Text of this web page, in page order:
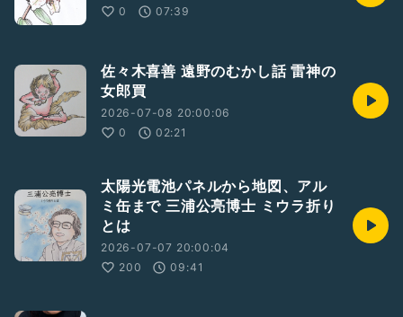
0
07:39
佐々木喜善 遠野のむかし話 雷神の
女郎買
2026-07-08 20:00:06
0
02:21
太陽光電池パネルから地図、アル
ミ缶まで 三浦公亮博士 ミウラ折り
とは
2026-07-07 20:00:04
200
09:41